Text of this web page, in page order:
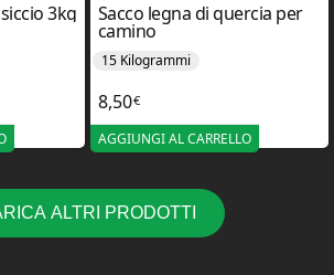
3kg Sacco legna di quercia per
camino
15 Kilogrammi
8,50€
AGGIUNGI AL CARRELLO
ALTRI PRODOTTI